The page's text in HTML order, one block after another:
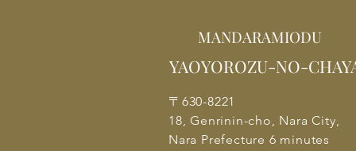
MANDARAMIODU
YAOYOROZU-NO-
〒630-8221
18, Genrinin-cho, Nara City,
Nara Prefecture 6 minutes